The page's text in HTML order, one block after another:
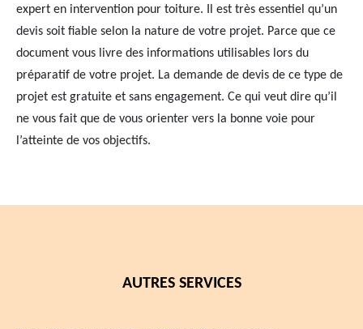
expert en intervention pour toiture. Il est très essentiel qu’un
devis soit fiable selon la nature de votre projet. Parce que ce
document vous livre des informations utilisables lors du
préparatif de votre projet. La demande de devis de ce type de
projet est gratuite et sans engagement. Ce qui veut dire qu’il
ne vous fait que de vous orienter vers la bonne voie pour
l’atteinte de vos objectifs.
AUTRES SERVICES